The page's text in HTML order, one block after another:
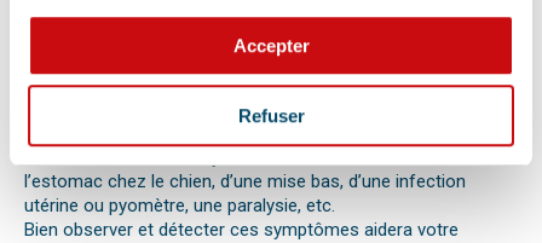
Accepter
Refuser
perte d’appétit soudaine sont autant de signes visibles que
votre chat, chien ou autre nouvel animal de compagnie ne va
Différentes causes peuvent être à l’origine d’une urgence pour
votre compagnon. Il peut s’agir en effet d’un épillet, d’une
l’estomac chez le chien, d’une mise bas, d’une infection
utérine ou pyomètre, une paralysie, etc.
Bien observer et détecter ces symptômes aidera votre